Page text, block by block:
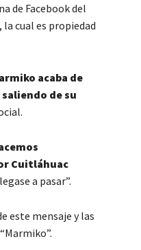
de Facebook del
, la cual es propiedad
acaba de
de su
Cuitláhuac
a pasar”.
este mensaje y las